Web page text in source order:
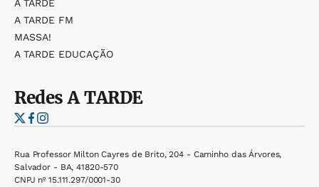
A TARDE
A TARDE FM
MASSA!
A TARDE EDUCAÇÃO
RedesA TARDE
Rua Professor Milton Cayres de Brito, 204 - Caminho das Árvores,
Salvador - BA, 41820-570
CNPJ nº 15.111.297/0001-30